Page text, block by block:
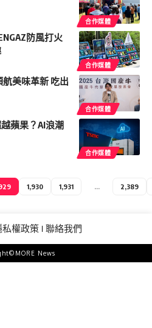
合作媒體
合作媒體
防風打火
合作媒體
美味革新 吃出
合作媒體
蘋果？AI浪潮
1,930 1,931 ... 2,389
私權政策 聯絡我們
News